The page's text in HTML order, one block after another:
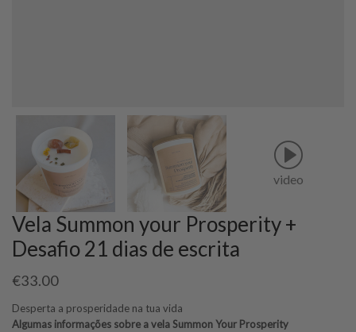
video
Vela Summon your Prosperity +
Desafio 21 dias de escrita
€33.00
Desperta a prosperidade na tua vida
Algumas informações sobre a velaSummon Your Prosperity